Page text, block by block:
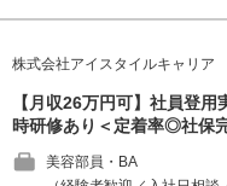
株式会社アイスタイルキャリア
【月収26万円可】社員登
時研修あり＜定着率◎社保
美容部員・BA